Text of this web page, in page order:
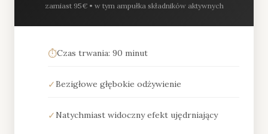
zamiast 95€ • w tym ampułka składników aktywnych
⏱️Czas trwania: 90 minut
✓Bezigłowe głębokie odżywienie
✓ Natychmiast widoczny efekt ujędrniający